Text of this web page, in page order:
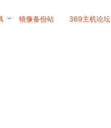
镜像备份站 369主机论坛